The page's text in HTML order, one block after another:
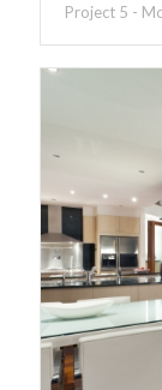
Project 5 -